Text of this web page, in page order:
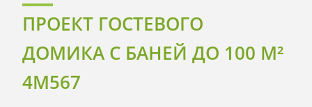
ПРОЕКТ ГОСТЕВОГО
ДОМИКА С БАНЕЙ ДО 100 M²
4M567